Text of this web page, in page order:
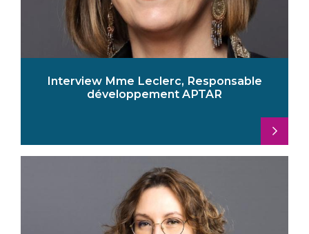
Interview Mme Leclerc, Responsable
développement APTAR